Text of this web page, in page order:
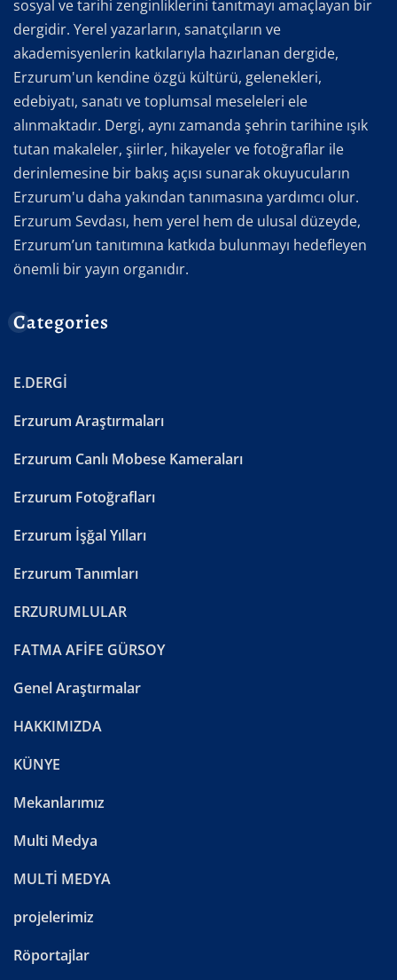
sosyal ve tarihi zenginliklerini tanıtmayı amaçlayan bir
dergidir. Yerel yazarların, sanatçıların ve
akademisyenlerin katkılarıyla hazırlanan dergide,
Erzurum'un kendine özgü kültürü, gelenekleri,
edebiyatı, sanatı ve toplumsal meseleleri ele
alınmaktadır. Dergi, aynı zamanda şehrin tarihine ışık
tutan makaleler, şiirler, hikayeler ve fotoğraflar ile
derinlemesine bir bakış açısı sunarak okuyucuların
Erzurum'u daha yakından tanımasına yardımcı olur.
Erzurum Sevdası, hem yerel hem de ulusal düzeyde,
Erzurum’un tanıtımına katkıda bulunmayı hedefleyen
önemli bir yayın organıdır.
Categories
E.DERGİ
Erzurum Araştırmaları
Erzurum Canlı Mobese Kameraları
Erzurum Fotoğrafları
Erzurum İşğal Yılları
Erzurum Tanımları
ERZURUMLULAR
FATMA AFİFE GÜRSOY
Genel Araştırmalar
HAKKIMIZDA
KÜNYE
Mekanlarımız
Multi Medya
MULTİ MEDYA
projelerimiz
Röportajlar